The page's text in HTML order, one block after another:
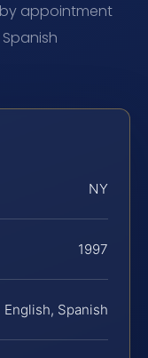
appointment
NY
1997
English, Spanish